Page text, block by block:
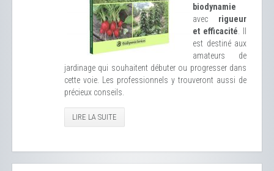
biodynamie
avec rigueur
et efficacité
est destiné aux
amateurs de
jardinage qui souhaitent débuter ou progresser dans
cette voie. Les professionnels y trouveront aussi de
précieux conseils.
LIRE LA SUITE